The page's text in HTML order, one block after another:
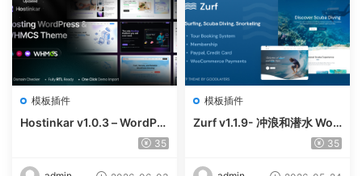
模板插件
Hostinkar v1.0.3 – WordPre
35
模板插件
Zurf v1.1.9- 冲浪和潜水 Wor
35